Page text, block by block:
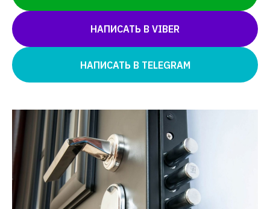
НАПИСАТЬ В VIBER
НАПИСАТЬ В TELEGRAM